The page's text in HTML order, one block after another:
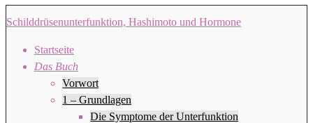
Schilddrüsenunterfunktion, Hashimoto und Hormone
Startseite
Das Buch
Vorwort
1 – Grundlagen
Die Symptome der Unterfunktion